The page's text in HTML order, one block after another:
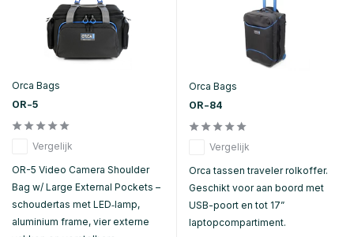
Orca Bags
OR-5
Vergelijk
OR-5 Video Camera Shoulder
Bag w/ Large External Pockets –
schoudertas met LED‑lamp,
aluminium frame, vier externe
Orca Bags
OR-84
Vergelijk
Orca tassen traveler rolkoffer.
Geschikt voor aan boord met
USB-poort en tot 17”
laptopcompartiment.